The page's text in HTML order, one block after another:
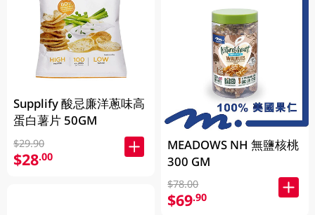
Supplify 酸忌廉洋蔥味高
蛋白薯片 50GM
$29.90
$28.00
MEADOWS NH 無鹽核桃
300 GM
$78.00
$69.90